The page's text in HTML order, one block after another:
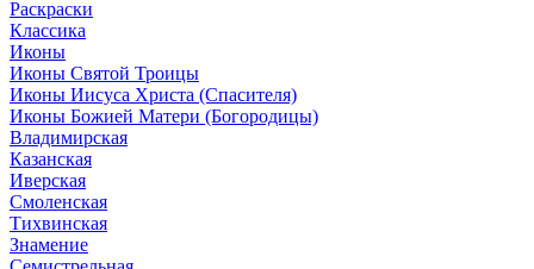
Раскраски
Классика
Иконы
Иконы Святой Троицы
Иконы Иисуса Христа (Спасителя)
Иконы Божией Матери (Богородицы)
Владимирская
Казанская
Иверская
Смоленская
Тихвинская
Знамение